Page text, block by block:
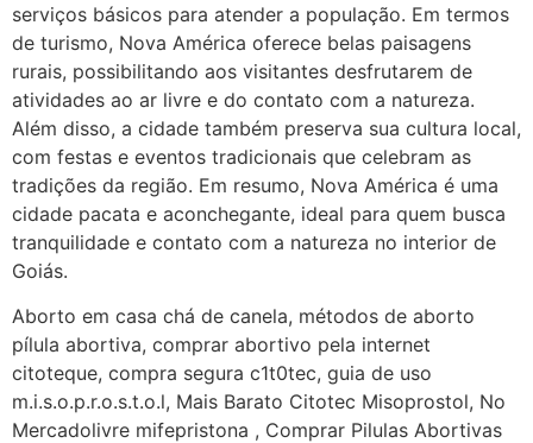
serviços básicos para atender a população. Em termos
de turismo, Nova América oferece belas paisagens
rurais, possibilitando aos visitantes desfrutarem de
atividades ao ar livre e do contato com a natureza.
Além disso, a cidade também preserva sua cultura local,
com festas e eventos tradicionais que celebram as
tradições da região. Em resumo, Nova América é uma
cidade pacata e aconchegante, ideal para quem busca
tranquilidade e contato com a natureza no interior de
Goiás.
Aborto em casa chá de canela, métodos de aborto
pílula abortiva, comprar abortivo pela internet
citoteque, compra segura c1t0tec, guia de uso
m.i.s.o.p.r.o.s.t.o.l, Mais Barato Citotec Misoprostol, No
Mercadolivre mifepristona , Comprar Pilulas Abortivas
G (1199866**** em
http://www.proaborto.com)
Mulheres vocês sabem dizer
quem já tomou os remédio se
depois que para de menstruar
começa a sair um líquido
transparente, se é normal ?
(879121**** em
http://www.proaborto.com)
Deve ser normal
22/05/2026 17:19:15